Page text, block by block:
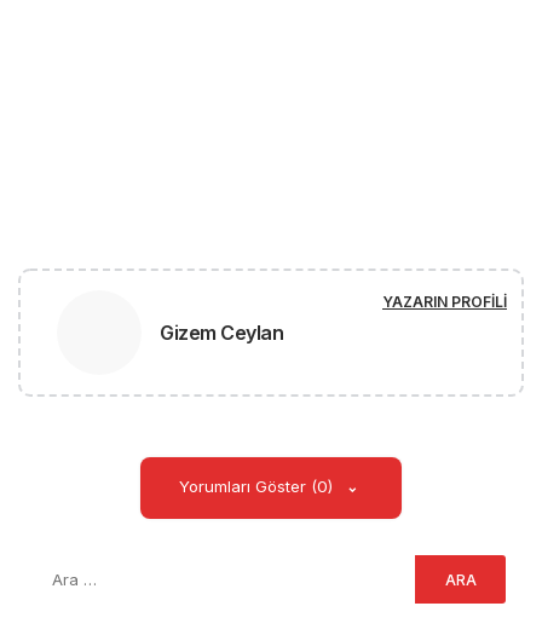
Gizem Ceylan
YAZARIN PROFILI
Yorumları Göster (0)